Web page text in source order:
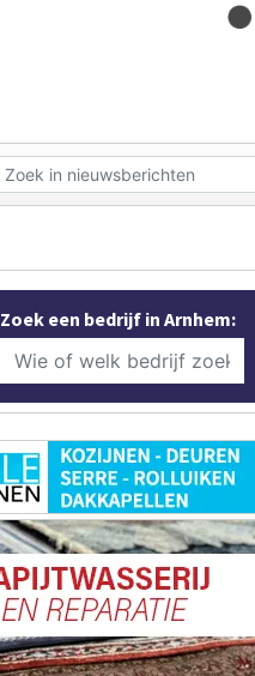
Zoek een bedrijf in Arnhem: